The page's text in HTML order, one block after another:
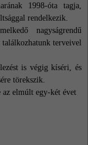
1998-óta tagja,
rendelkezik.
nagyságrendű
találkozhatunk terveivel
is végig kíséri, és
törekszik.
elmúlt egy-két évet